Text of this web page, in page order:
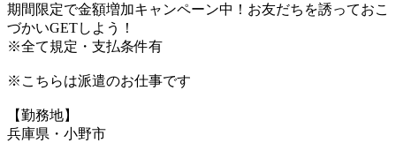
期間限定で金額増加キャンペーン中！お友だちを誘っておこ
づかいGETしよう！
※全て規定・支払条件有
※こちらは派遣のお仕事です
【勤務地】
兵庫県・小野市